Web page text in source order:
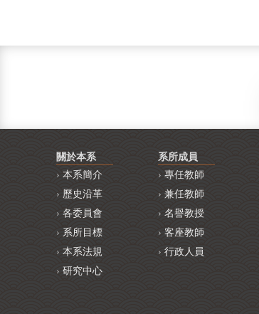
關於本系
本系簡介
歷史沿革
各委員會
系所目標
本系法規
研究中心
系所成員
專任教師
兼任教師
名譽教授
客座教師
行政人員